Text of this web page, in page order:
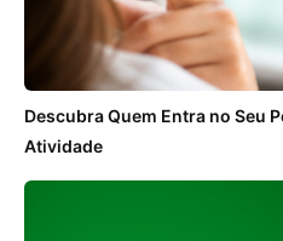
Descubra Quem Entra no Seu
Atividade